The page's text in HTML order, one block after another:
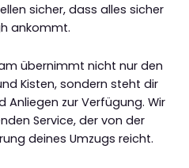
sicher, dass alles sicher
ankommt.
übernimmt nicht nur den
Kisten, sondern steht dir
Anliegen zur Verfügung. Wir
Service, der von der
deines Umzugs reicht.